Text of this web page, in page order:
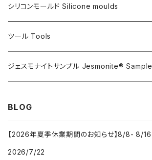
フレキシガードシーラーAC730用
ステインプルーフコートAC100/AC730両用
アルギン酸塩（アルジネート）
シリコンモールド Silicone moulds
ツール Tools
攪拌ブレード Mixing blade
カップ Cup
ジェスモナイトサンプル Jesmonite® Sample
BLOG
【2026年夏季休業期間のお知らせ】8/8- 8/16
2026/7/22